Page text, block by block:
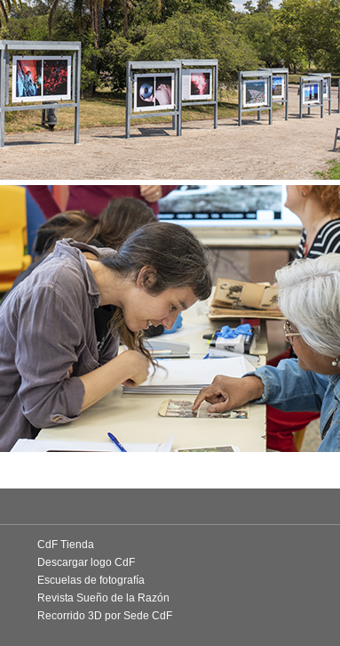
CdF Tienda
Descargar logo CdF
Escuelas de fotografía
Revista Sueño de la Razón
Recorrido 3D por Sede CdF